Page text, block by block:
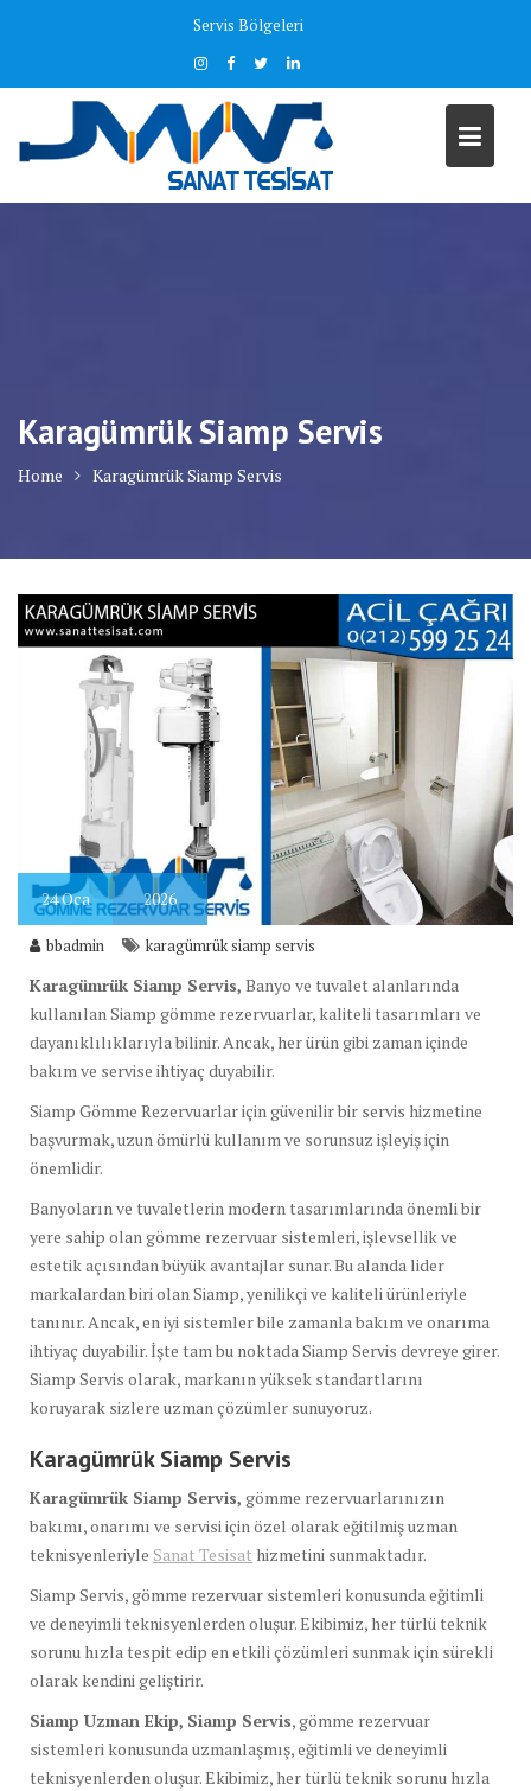
Servis Bölgeleri
Karagümrük Siamp Servis
Home Karagümrük Siamp Servis
24Oca 2026
bbadmin karagümrük siamp servis
Karagümrük Siamp Servis, Banyo ve tuvalet alanlarında
kullanılan Siamp gömme rezervuarlar, kaliteli tasarımları ve
dayanıklılıklarıyla bilinir. Ancak, her ürün gibi zaman içinde
bakım ve servise ihtiyaç duyabilir.
Siamp Gömme Rezervuarlar için güvenilir bir servis hizmetine
başvurmak, uzun ömürlü kullanım ve sorunsuz işleyiş için
önemlidir.
Banyoların ve tuvaletlerin modern tasarımlarında önemli bir
yere sahip olan gömme rezervuar sistemleri, işlevsellik ve
estetik açısından büyük avantajlar sunar. Bu alanda lider
markalardan biri olan Siamp, yenilikçi ve kaliteli ürünleriyle
tanınır. Ancak, en iyi sistemler bile zamanla bakım ve onarıma
ihtiyaç duyabilir. İşte tam bu noktada Siamp Servis devreye girer.
Siamp Servis olarak, markanın yüksek standartlarını
koruyarak sizlere uzman çözümler sunuyoruz.
Karagümrük Siamp Servis
Karagümrük Siamp Servis, gömme rezervuarlarınızın
bakımı, onarımı ve servisi için özel olarak eğitilmiş uzman
teknisyenleriyle Sanat Tesisat hizmetini sunmaktadır.
Siamp Servis, gömme rezervuar sistemleri konusunda eğitimli
ve deneyimli teknisyenlerden oluşur. Ekibimiz, her türlü teknik
sorunu hızla tespit edip en etkili çözümleri sunmak için sürekli
olarak kendini geliştirir.
Siamp Uzman Ekip, Siamp Servis, gömme rezervuar
sistemleri konusunda uzmanlaşmış, eğitimli ve deneyimli
teknisyenlerden oluşur. Ekibimiz, her türlü teknik sorunu hızla